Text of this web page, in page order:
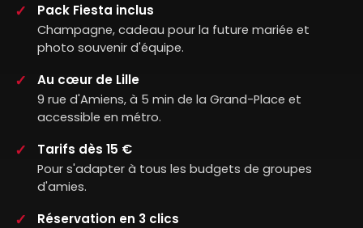
Pack Fiesta inclus
Champagne, cadeau pour la future mariée et
photo souvenir d'équipe.
Au cœur de Lille
9 rue d'Amiens, à 5 min de la Grand-Place et
accessible en métro.
Tarifs dès 15 €
Pour s'adapter à tous les budgets de groupes
d'amies.
Réservation en 3 clics